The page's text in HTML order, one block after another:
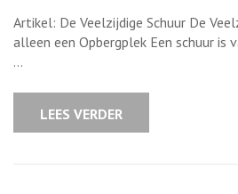
Artikel: De Veelzijdige Schuur De
alleen een Opbergplek Een schuur is
…
LEES VERDER